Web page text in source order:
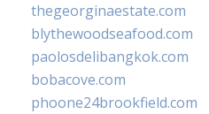
thegeorginaestate.com
blythewoodseafood.com
paolosdelibangkok.com
bobacove.com
phoone24brookfield.com